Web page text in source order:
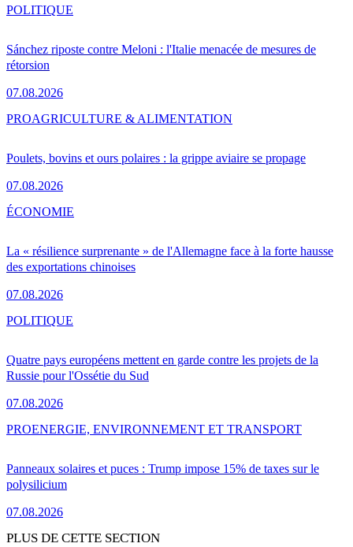
Sánchez riposte contre Meloni : l'Italie menacée de mesures de
rétorsion
07.08.2026
POLITIQUE
Poulets, bovins et ours polaires : la grippe aviaire se propage
07.08.2026
PROAGRICULTURE & ALIMENTATION
La « résilience surprenante » de l'Allemagne face à la forte hausse
des exportations chinoises
07.08.2026
ÉCONOMIE
Quatre pays européens mettent en garde contre les projets de la
Russie pour l'Ossétie du Sud
07.08.2026
POLITIQUE
Panneaux solaires et puces : Trump impose 15% de taxes sur le
polysilicium
07.08.2026
PROENERGIE, ENVIRONNEMENT ET TRANSPORT
PLUS DE CETTE SECTION